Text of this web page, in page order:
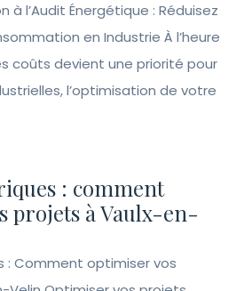
à l’Audit Énergétique : Réduisez
en Industrie À l’heure
coûts devient une priorité pour
l’optimisation de votre
: comment
projets à Vaulx-en-
: Comment optimiser vos